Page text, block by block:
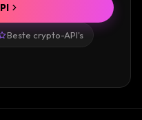
Beste crypto-API's